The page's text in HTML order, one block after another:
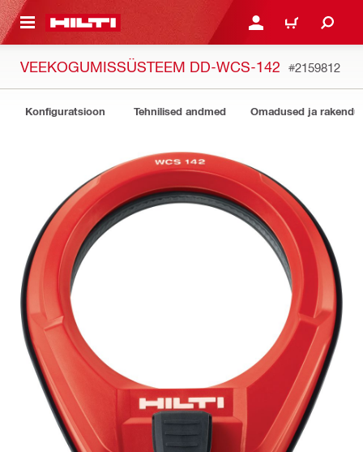
JUURDE LOGI SISSE VÕI
OSTUKORV
VEEKOGUMISSÜSTEEM DD-WCS-142 #2159812
Konfiguratsioon Tehnilised andmed Omadused ja